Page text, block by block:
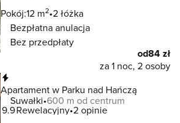
Pokój:12 m2 2 łóżka
Bezpłatna anulacja
Bez przedpłaty
od84 zł
za 1 noc, 2 osoby
Apartament w Parku nad Hańczą
Suwałki 600 m od centrum
9.9Rewelacyjny 2 opinie